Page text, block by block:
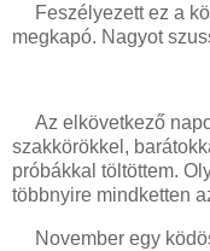
Feszélyezett ez a
megkapó. Nagyot
Az elkövetkező
szakkörökkel,
próbákkal töltöttem.
többnyire mindketten
November egy